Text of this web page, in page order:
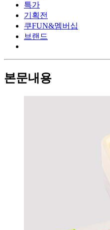
특가
기획전
쿠FUN&멤버십
브랜드
본문내용